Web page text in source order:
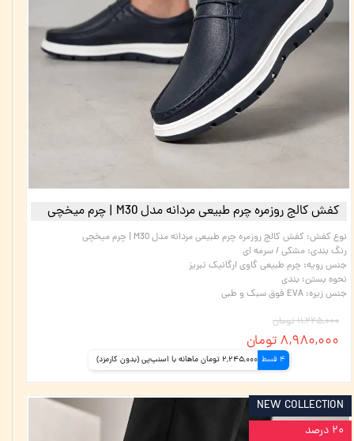
کفش کالج روزمره چرم طبیعی مردانه مدل M30 | چرم میخچی
نوع کفش: کفش کالج روزمره چرم طبیعی مردانه مدل M30 | چرم میخچی
رنگ بندی: مشکی / سرمه ای
جنس رویه: چرم طبیعی گاوی ارگانیک تبریز
نحوه بستن: بندی
جنس زیره: EVA فوق سبک و طبی
۱۱,۲۲۵,۰۰۰ تومان
۸,۹۸۰,۰۰۰ تومان
4 قسط 2,245,000 تومان ماهانه با اسنپ‌پی (بدون کارمزد)
NEW COLLECTION
۲۰ درصد